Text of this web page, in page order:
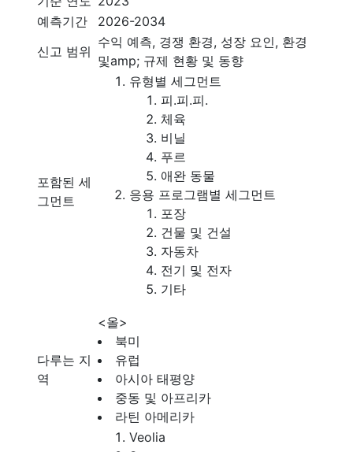
예측기간
2026-2034
신고 범위
수익 예측, 경쟁 환경, 성장 요인, 환경
및amp; 규제 현황 및 동향
포함된 세
그먼트
유형별 세그먼트
피.피.피.
체육
비닐
푸르
애완 동물
응용 프로그램별 세그먼트
포장
건물 및 건설
자동차
전기 및 전자
기타
다루는 지
역
<올>
북미
유럽
아시아 태평양
중동 및 아프리카
라틴 아메리카
Veolia